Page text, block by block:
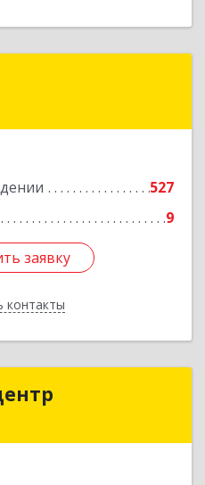
527
9
заявку
контакты
Подробнее
заявку
центр